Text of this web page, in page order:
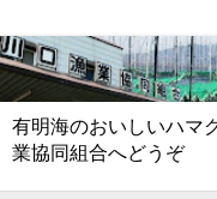
有明海のおいしいハマ
業協同組合へどうぞ